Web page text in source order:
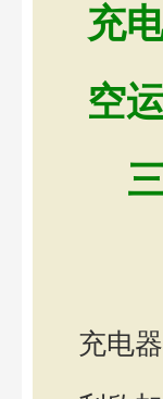
充
空
充电